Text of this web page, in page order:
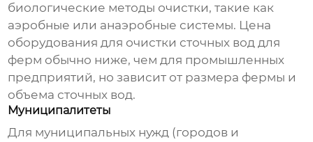
биологические методы очистки, такие как
аэробные или анаэробные системы. Цена
оборудования для очистки сточных вод для
ферм обычно ниже, чем для промышленных
предприятий, но зависит от размера фермы и
объема сточных вод.
Муниципалитеты
Для муниципальных нужд (городов и